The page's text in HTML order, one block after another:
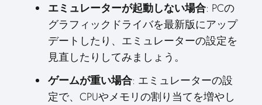
エミュレーターが起動しない場合: PCの
グラフィックドライバを最新版にアップ
デートしたり、エミュレーターの設定を
見直したりしてみましょう。
ゲームが重い場合: エミュレーターの設
定で、CPUやメモリの割り当てを増やし